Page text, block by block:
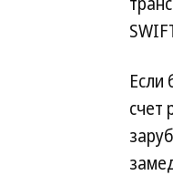
Если
счет